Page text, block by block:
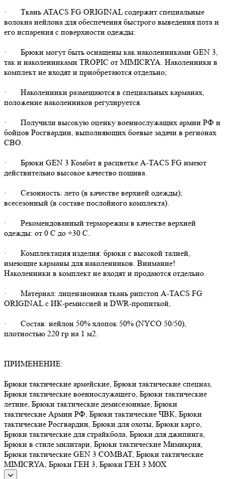
· Ткань ATACS FG ORIGINAL содержит специальные
волокна нейлона для обеспечения быстрого выведения пота и
его испарения с поверхности одежды:
· Брюки могут быть оснащены как наколенниками GEN 3,
так и наколенниками TROPIC от MIMICRYA. Наколенники в
комплект не входят и приобретаются отдельно;
· Наколенники размещаются в специальных карманах,
положение наколенников регулируется.
· Получили высокую оценку военнослужащих армии РФ и
бойцов Росгвардии, выполняющих боевые задачи в регионах
СВО.
· Брюки GEN 3 Комбат в расцветке A-TACS FG имеют
действительно высокое качество пошива.
· Сезонность: лето (в качестве верхней одежды);
всесезонный (в составе послойного комплекта).
· Рекомендованный терморежим в качестве верхней
одежды: от 0 С до +30 С.
· Комплектация изделия: брюки с высокой талией,
имеющие карманы для наколенников. Внимание!
Наколенники в комплект не входят и продаются отдельно.
· Материал: лицензионная ткань рипстоп A-TACS FG
ORIGINAL с ИК-ремиссией и DWR-пропиткой,
· Состав: нейлон 50% хлопок 50% (NYCO 50/50),
плотностью 220 гр на 1 м2.
ПРИМЕНЕНИЕ:
Брюки тактические армейские, Брюки тактические спецназ,
Брюки тактические военнослужащего, Брюки тактические
летние, Брюки тактические демисезонные, Брюки
тактические Армии РФ, Брюки тактические ЧВК, Брюки
тактические Росгвардии, Брюки для охоты, Брюки карго,
Брюки тактические для страйкбола, Брюки для джипинга,
Брюки в стиле милитари, Брюки тактические Мимикрия,
Брюки тактические GEN 3 COMBAT, Брюки тактические
MIMICRYA, Брюки ГЕН 3, Брюки ГЕН 3 МОХ